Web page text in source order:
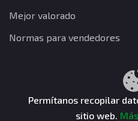
Mejor valorado
Normas para vendedores
Términos y
CuentasGO © 2026.
Permítanos recopilar
sitio web.